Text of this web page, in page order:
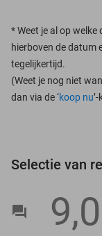
*Weet je al op welke
hierboven de datum
tegelijkertijd.
(Weet je nog niet
dan via de ‘koop nu
Selectie van
9,0